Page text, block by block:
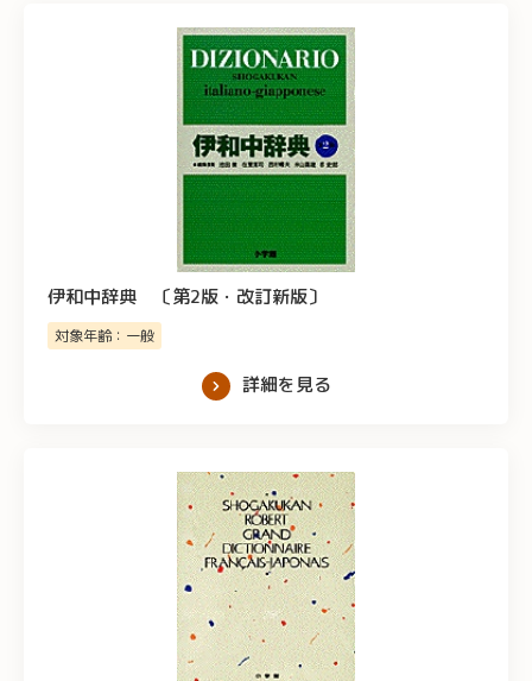
伊和中辞典 〔第2版・改訂新版〕
対象年齢：一般
詳細を見る